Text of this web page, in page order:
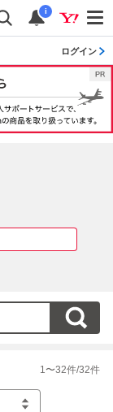
i
ログイン
1 〜32件/32件